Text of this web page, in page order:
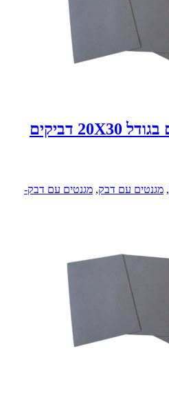
20 יחידות מגנטים בגודל 20X30 דביקים
, מגנטים עם דבק, מגנטים עם דבק-